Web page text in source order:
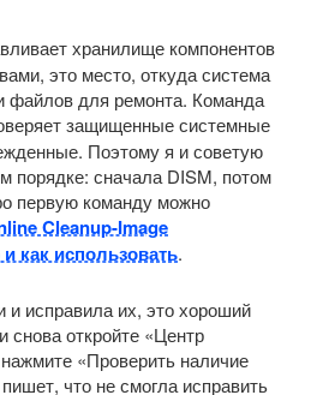
хранилище компонентов
это место, откуда система
файлов для ремонта. Команда
защищенные системные
Поэтому я и советую
порядке: сначала DISM, потом
первую команду можно
Cleanup-Image
как использовать.
исправила их, это хороший
снова откройте «Центр
«Проверить наличие
что не смогла исправить